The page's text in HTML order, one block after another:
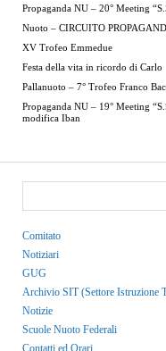
Propaganda NU – 20° Meeting
Nuoto – CIRCUITO
XV Trofeo Emmedue
Festa della vita in ricordo di Carlo
Pallanuoto – 7° Trofeo Franco
Propaganda NU – 19° Meeting
modifica Iban
Comitato
Notiziari
GUG
Archivio SIT (Settore Istruzione
Notizie
Scuole Nuoto Federali